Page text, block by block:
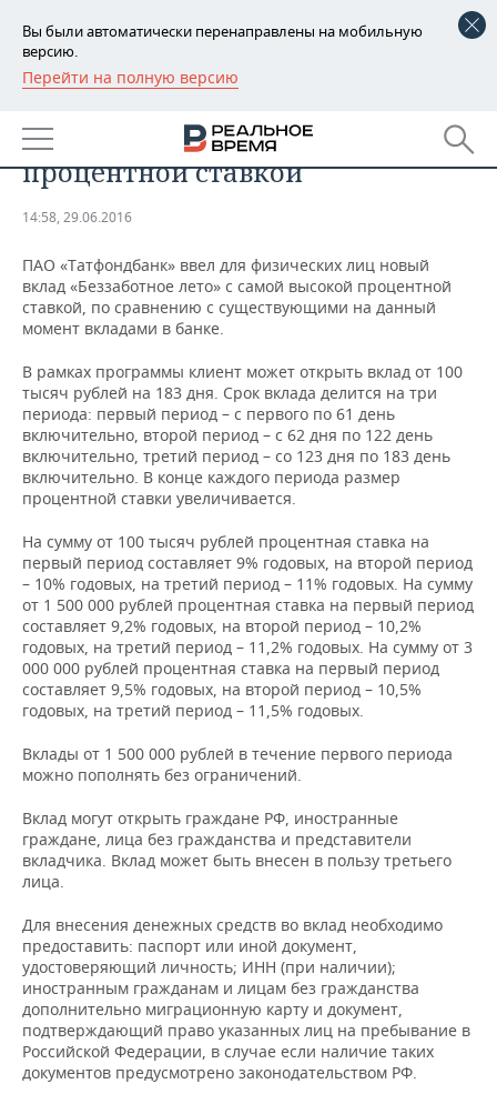
Вы были автоматически перенаправлены на мобильную
версию.
Перейти на полную версию
РЕГИОНЫ
БАШКОРТОСТАН
ТАТАРСТАН
НОВОСТИ
АНАЛИТИКА
ДЕКЛАРАЦИИ О ДОХОДАХ
КОРОЛИ ГОСЗАКАЗА ПФО
ВУЗЫ ТАТАРСТАНА
КОМУ ПРИНАДЛЕЖАТ
ТОРГОВЫЕ ЦЕНТРЫ
ТАТАРСТАНА
НОВОСТИ ЭКОНОМИКИ
ФИНАНСЫ
БАНКИ
БЮДЖЕТ
ИНВЕСТИЦИИ
ПРОМЫШЛЕННОСТЬ
НОВОСТИ
АГРОПРОМ
МАШИНОСТРОЕНИЕ
НЕФТЕХИМИЯ
НЕФТЬ
ОПК
ЭНЕРГЕТИКА
НЕДВИЖИМОСТЬ
НОВОСТИ НЕДВИЖИМОСТИ
АВТО
НОВОСТИ АВТО
БИЗНЕС
НОВОСТИ БИЗНЕСА
РОЗНИЧНАЯ ТОРГОВЛЯ
ТРАНСПОРТ
УСЛУГИ
ТЕХНОЛОГИИ
НОВОСТИ ТЕХНОЛОГИЙ
IT
МЕДИА
ТЕЛЕКОММУНИКАЦИИ
МЕРОПРИЯТИЯ
НОВОСТИ МЕРОПРИЯТИЙ
ВЫЕЗДНАЯ РЕДАКЦИЯ
БИЗНЕС-БРАНЧИ
ONLINE-КОНФЕРЕНЦИИ
СПОРТ
НОВОСТИ СПОРТА
ФУТБОЛ
ХОККЕЙ
ВОЛЕЙБОЛ
КИБЕРСПОРТ
ФИГУРНОЕ КАТАНИЕ
ВОДНЫЕ ВИДЫ СПОРТА
ХОККЕЙ С МЯЧОМ
ОБЩЕСТВО
НОВОСТИ ОБЩЕСТВА
ВЛАСТЬ
ИСТОРИЯ
КУЛЬТУРА
МЕДИЦИНА
ОБРАЗОВАНИЕ
ПРОИСШЕСТВИЯ
ФОТОГАЛЕРЕЯ
СЮЖЕТЫ
СПИСОК ПЕРСОН
СПИСОК КОМПАНИЙ
ПОЛНАЯ ВЕРСИЯ
летний вклад с высокой
процентной ставкой
14:58, 29.06.2016
ПАО «Татфондбанк» ввел для физических лиц новый
вклад «Беззаботное лето» с самой высокой процентной
ставкой, по сравнению с существующими на данный
момент вкладами в банке.
В рамках программы клиент может открыть вклад от 100
тысяч рублей на 183 дня. Срок вклада делится на три
периода: первый период – с первого по 61 день
включительно, второй период – с 62 дня по 122 день
включительно, третий период – со 123 дня по 183 день
включительно. В конце каждого периода размер
процентной ставки увеличивается.
На сумму от 100 тысяч рублей процентная ставка на
первый период составляет 9% годовых, на второй период
– 10% годовых, на третий период – 11% годовых. На сумму
от 1 500 000 рублей процентная ставка на первый период
составляет 9,2% годовых, на второй период – 10,2%
годовых, на третий период – 11,2% годовых. На сумму от 3
000 000 рублей процентная ставка на первый период
составляет 9,5% годовых, на второй период – 10,5%
годовых, на третий период – 11,5% годовых.
Вклады от 1 500 000 рублей в течение первого периода
можно пополнять без ограничений.
Вклад могут открыть граждане РФ, иностранные
граждане, лица без гражданства и представители
вкладчика. Вклад может быть внесен в пользу третьего
лица.
Для внесения денежных средств во вклад необходимо
предоставить: паспорт или иной документ,
удостоверяющий личность; ИНН (при наличии);
иностранным гражданам и лицам без гражданства
дополнительно миграционную карту и документ,
подтверждающий право указанных лиц на пребывание в
Российской Федерации, в случае если наличие таких
документов предусмотрено законодательством РФ.